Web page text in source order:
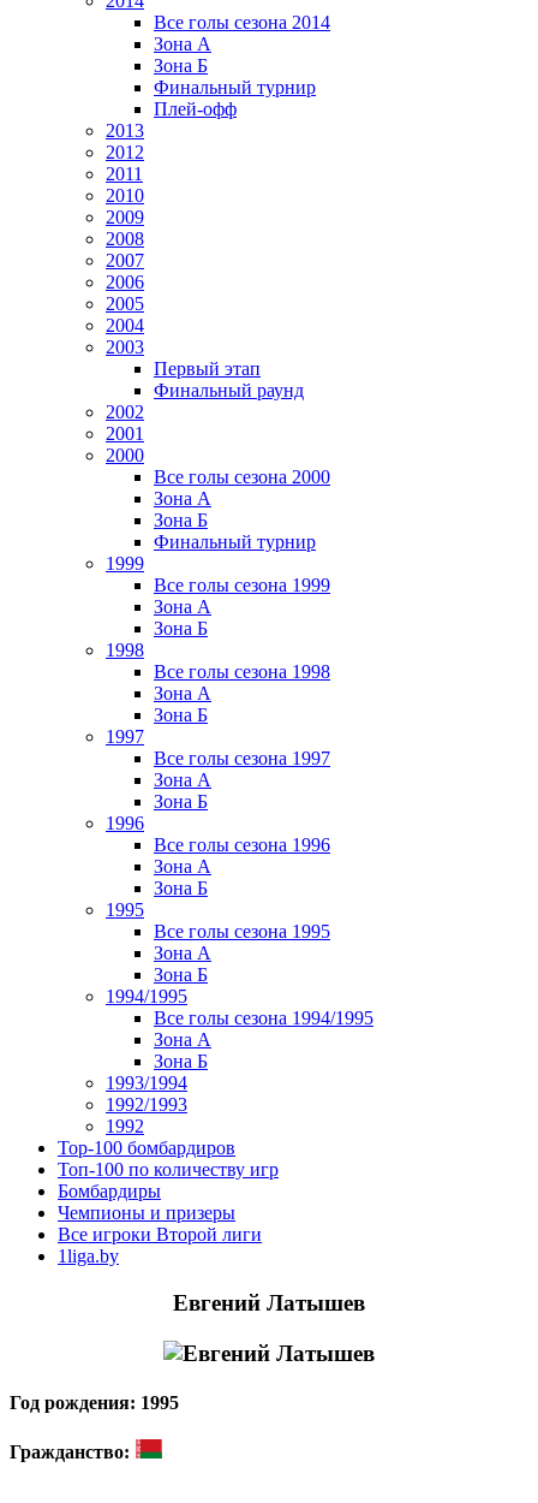
Все голы сезона 2014
Зона А
Зона Б
Финальный турнир
Плей-офф
2013
2012
2011
2010
2009
2008
2007
2006
2005
2004
2003
Первый этап
Финальный раунд
2002
2001
2000
Все голы сезона 2000
Зона А
Зона Б
Финальный турнир
1999
Все голы сезона 1999
Зона А
Зона Б
1998
Все голы сезона 1998
Зона А
Зона Б
1997
Все голы сезона 1997
Зона А
Зона Б
1996
Все голы сезона 1996
Зона А
Зона Б
1995
Все голы сезона 1995
Зона А
Зона Б
1994/1995
Все голы сезона 1994/1995
Зона А
Зона Б
1993/1994
1992/1993
1992
Top-100 бомбардиров
Топ-100 по количеству игр
Бомбардиры
Чемпионы и призеры
Все игроки Второй лиги
1liga.by
Евгений Латышев
Год рождения: 1995
Гражданство: